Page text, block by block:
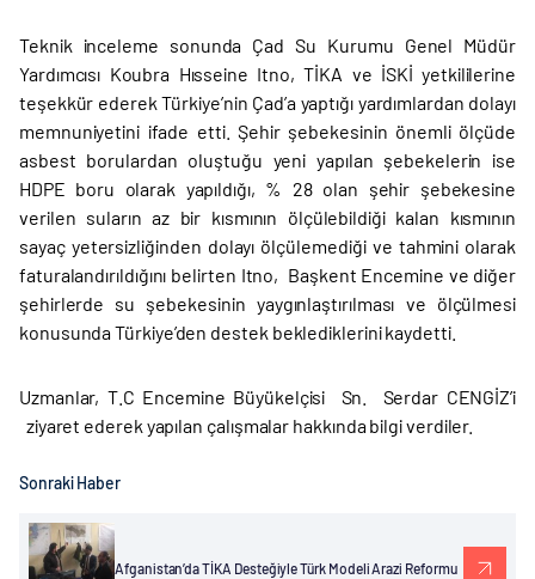
Teknik inceleme sonunda Çad Su Kurumu Genel Müdür
Yardımcısı Koubra Hısseine Itno, TİKA ve İSKİ yetkililerine
teşekkür ederek Türkiye’nin Çad’a yaptığı yardımlardan dolayı
memnuniyetini ifade etti. Şehir şebekesinin önemli ölçüde
asbest borulardan oluştuğu yeni yapılan şebekelerin ise
HDPE boru olarak yapıldığı, % 28 olan şehir şebekesine
verilen suların az bir kısmının ölçülebildiği kalan kısmının
sayaç yetersizliğinden dolayı ölçülemediği ve tahmini olarak
faturalandırıldığını belirten Itno, Başkent Encemine ve diğer
şehirlerde su şebekesinin yaygınlaştırılması ve ölçülmesi
konusunda Türkiye’den destek beklediklerini kaydetti.
Uzmanlar, T.C Encemine Büyükelçisi Sn. Serdar CENGİZ’i
ziyaret ederek yapılan çalışmalar hakkında bilgi verdiler.
Sonraki Haber
Afganistan’da TİKA Desteğiyle Türk Modeli Arazi Reformu